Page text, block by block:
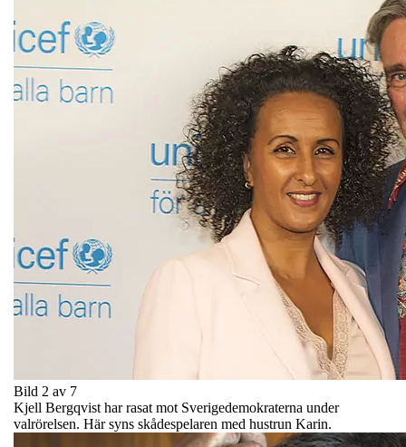
Bild 2 av 7
Kjell Bergqvist har rasat mot Sverigedemokraterna under
valrörelsen. Här syns skådespelaren med hustrun Karin.